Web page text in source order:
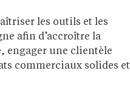
les outils et les
afin d’accroître la
engager une clientèle
commerciaux solides et